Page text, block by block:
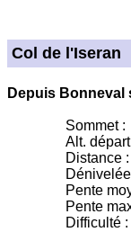
Col de l'Iseran
Depuis Bonneval
Sommet :
Alt.
Distance :
Pente
Pente
Difficulté :